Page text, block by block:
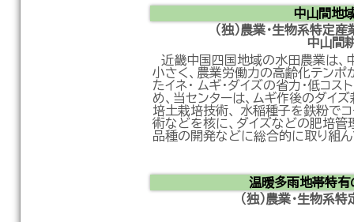
中山間地
（独）農業・生物系特
中山間
近畿中国四国地域の水田農業は、
小さく、農業労働力の高齢化テンポ
たイネ・ ムギ・ダイズの省力・低コ
め、当センターは、ムギ作後のダ
培土栽培技術、 水稲種子を鉄粉で
術などを核に、ダイズなどの肥培管
品種の開発などに総合的に取り組ん
温暖多雨地帯特有
（独）農業・生物